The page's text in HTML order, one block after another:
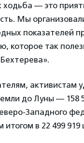
ходьба — это
Мы
показателей
которое так
активистам
до Луны — 158
Западного
в 22 499 919